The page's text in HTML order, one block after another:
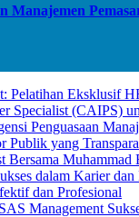
Pelatihan Eksklusif
Specialist (CAIPS)
Penguasaan
Publik yang
Bersama
dalam Karier dan
dan Profesional
Management